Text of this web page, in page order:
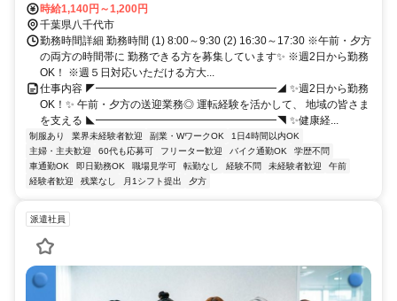
時給1,140円～1,200円
千葉県八千代市
勤務時間詳細 勤務時間 (1) 8:00～9:30 (2) 16:30～17:30 ※午前・夕方
の両方の時間帯に 勤務できる方を募集しています✨ ※週2日から勤務
OK！ ※週５日対応いただける方大...
仕事内容 ◤━━━━━━━━━━━━━━━━━◢ ✨週2日から勤務
OK！✨ 午前・夕方の送迎業務◎ 運転経験を活かして、 地域の皆さま
を支える ◣━━━━━━━━━━━━━━━━━◥ ✨健康経...
制服あり 業界未経験者歓迎 副業・WワークOK
1日4時間以内OK
主婦・主夫歓迎
60代も応募可 フリーター歓迎 バイク通勤OK
学歴不問
車通勤OK
即日勤務OK 職場見学可 転勤なし 経験不問 未経験者歓迎
午前
経験者歓迎
残業なし 月1シフト提出 夕方
派遣社員